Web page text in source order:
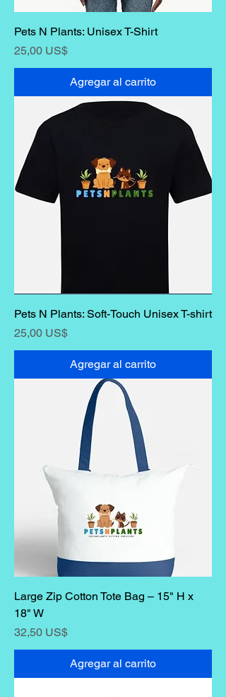
Pets N Plants: Unisex T-Shirt
Precio
25,00 US$
Agregar al carrito
Pets N Plants: Soft-Touch Unisex T-shirt
Precio
25,00 US$
Agregar al carrito
Large Zip Cotton Tote Bag – 15" H x
18" W
Precio
32,50 US$
Agregar al carrito